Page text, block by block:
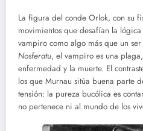
La figura del conde Orlok, con su
movimientos que desafían la
vampiro como algo más que un ser
Nosferatu, el vampiro es una
enfermedad y la muerte. El
los que Murnau sitúa buena parte
tensión: la pureza bucólica es
no pertenece ni al mundo de los